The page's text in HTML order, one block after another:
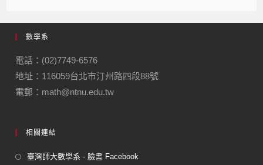
e
b
o
o
k
gr
m
數學系
電話：(02)7749-6576
地址：116059台北市汀州路四段88號
電郵：math@ntnu.edu.tw
相關連結
臺灣師大數學系 - 臉書 Facebook